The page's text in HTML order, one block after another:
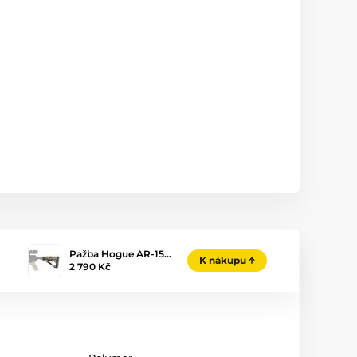
Pažba Hogue AR-15…
2 790 Kč
K nákupu